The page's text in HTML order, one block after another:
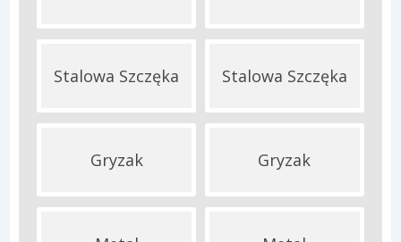
Stalowa Szczęka Stalowa Szczęka
Gryzak Gryzak